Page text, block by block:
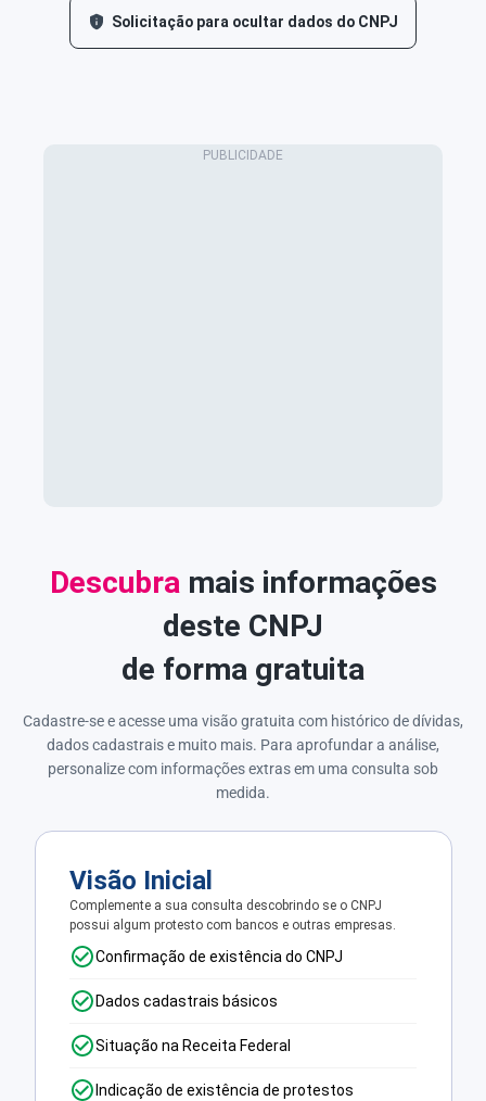
Solicitação para ocultar dados do CNPJ
Descubra mais informações
deste CNPJ
de forma gratuita
Cadastre-se e acesse uma visão gratuita com histórico de dívidas,
dados cadastrais e muito mais. Para aprofundar a análise,
personalize com informações extras em uma consulta sob
medida.
Visão Inicial
Complemente a sua consulta descobrindo se o CNPJ
possui algum protesto com bancos e outras empresas.
Confirmação de existência do CNPJ
Dados cadastrais básicos
Situação na Receita Federal
Indicação de existência de protestos